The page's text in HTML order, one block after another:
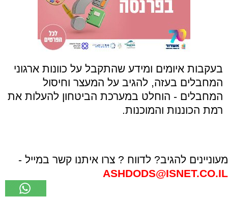
בעקבות איומים ומידע שהתקבל על כוונות ארגוני
המחבלים בעזה, להגיב על המעצר וחיסול
המחבלים - הוחלט במערכת הביטחון להעלות את
רמת הכוננות והמוכנות.
מעוניינים להגיב? לדווח ? צרו איתנו קשר במייל -
ASHDODS@ISNET.CO.IL